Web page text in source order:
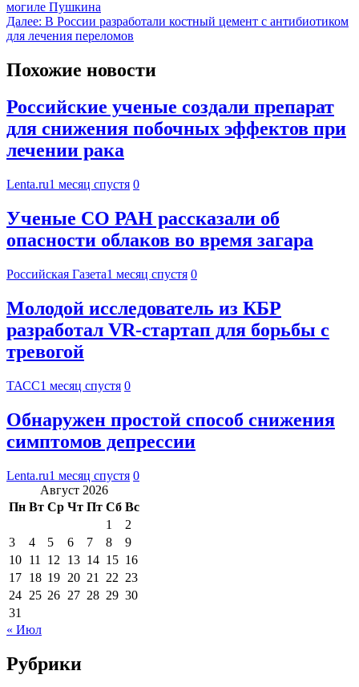
могиле Пушкина
Далее: В России разработали костный цемент с антибиотиком
для лечения переломов
Похожие новости
Российские ученые создали препарат
для снижения побочных эффектов при
лечении рака
Lenta.ru1 месяц спустя 0
Ученые СО РАН рассказали об
опасности облаков во время загара
Российская Газета1 месяц спустя 0
Молодой исследователь из КБР
разработал VR-стартап для борьбы с
тревогой
ТАСС1 месяц спустя 0
Обнаружен простой способ снижения
симптомов депрессии
Lenta.ru1 месяц спустя 0
Август 2026
Пн Вт Ср Чт Пт Сб Вс
1
2
3
4 5 6 7 8
9
10 11 12 13 14 15 16
17 18 19 20 21 22 23
24 25 26 27 28 29 30
31
« Июл
Рубрики